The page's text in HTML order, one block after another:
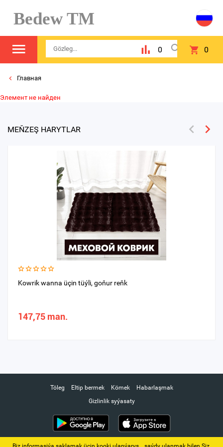
Bedew TM
0 0
Главная
Элемент не найден
MEŇZEŞ HARYTLAR
Kowrik wanna üçin tüýli, goňur reňk
147,75 man.
Töleg Eltip bermek Kömek
Habarlaşmak
Gizlinlik syýasaty